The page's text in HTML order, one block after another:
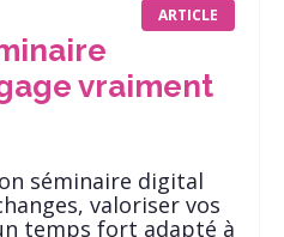
ARTICLE
vraiment
séminaire digital
valoriser vos
temps fort adapté à